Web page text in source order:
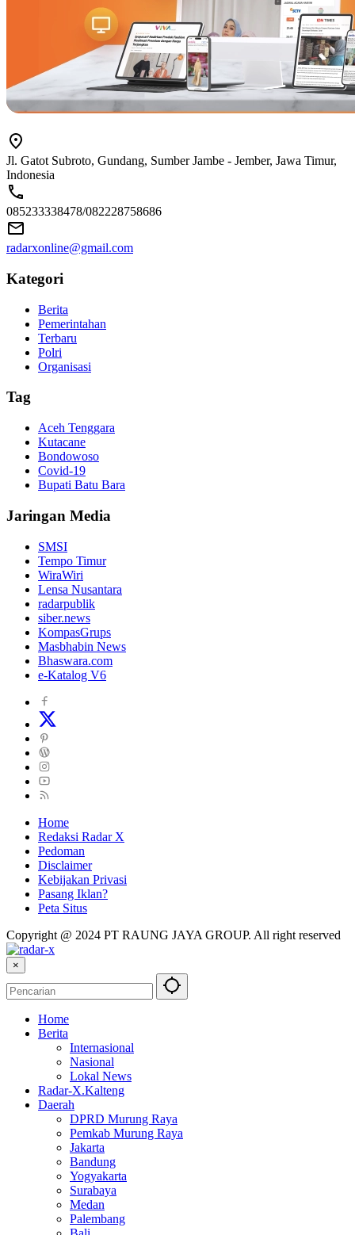
Jl. Gatot Subroto, Gundang, Sumber Jambe - Jember, Jawa Timur,
Indonesia
085233338478/082228758686
radarxonline@gmail.com
Kategori
Berita
Pemerintahan
Terbaru
Polri
Organisasi
Tag
Aceh Tenggara
Kutacane
Bondowoso
Covid-19
Bupati Batu Bara
Jaringan Media
SMSI
Tempo Timur
WiraWiri
Lensa Nusantara
radarpublik
siber.news
KompasGrups
Masbhabin News
Bhaswara.com
e-Katalog V6
Home
Redaksi Radar X
Pedoman
Disclaimer
Kebijakan Privasi
Pasang Iklan?
Peta Situs
Copyright @ 2024 PT RAUNG JAYA GROUP. All right reserved
×
Home
Berita
Internasional
Nasional
Lokal News
Radar-X.Kalteng
Daerah
DPRD Murung Raya
Pemkab Murung Raya
Jakarta
Bandung
Yogyakarta
Surabaya
Medan
Palembang